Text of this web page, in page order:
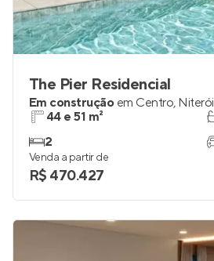
The Pier Residencial
Em construção em Centro, Niterói
44 e 51 m²
2
Venda a partir de
R$ 470.427